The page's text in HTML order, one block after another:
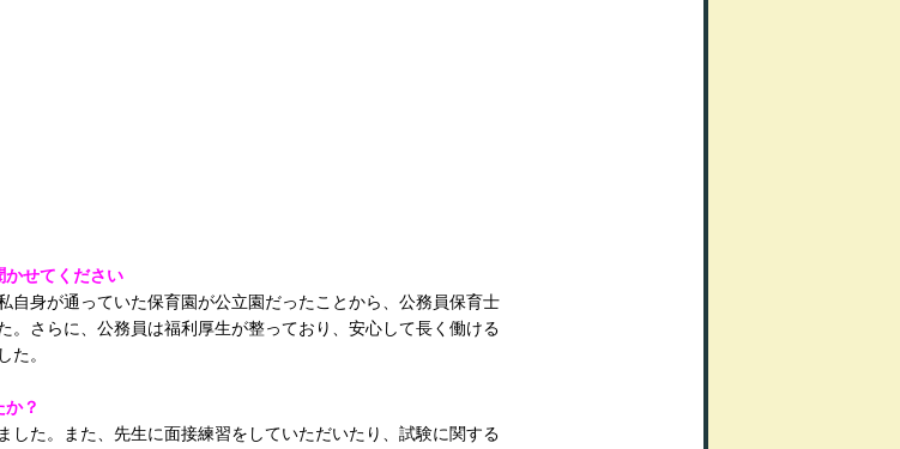
かせてください
自身が通っていた保育園が公立園だったことから、公務員保育士
。さらに、公務員は福利厚生が整っており、安心して長く働ける
た。
？
した。また、先生に面接練習をしていただいたり、試験に関する